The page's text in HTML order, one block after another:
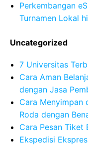
Perkembangan
Turnamen Lokal
Uncategorized
7 Universitas
Cara Aman
dengan Jasa
Cara Menyimpan
Roda dengan
Cara Pesan Tiket
Ekspedisi